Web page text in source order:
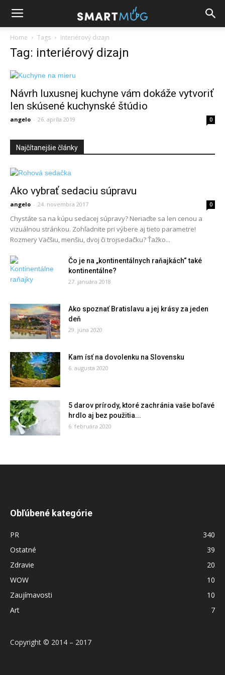
Home Tags Interiérový dizajn
Tag: interiérový dizajn
Návrh luxusnej kuchyne vám dokáže vytvoriť
len skúsené kuchynské štúdio
angelo - 26. apríla 2019 0
Najčítanejšie články
Ako vybrať sedaciu súpravu
angelo - 24. novembra 2017 0
Chystáte sa na kúpu sedacej súpravy? Neriaďte sa len cenou a
vizuálnou stránkou. Zohľadnite pri výbere aj tieto parametre!
Rozmery Väčšiu, menšiu, dvoj či trojsedačku? Ťažko...
Čo je na „kontinentálnych raňajkách“ také
kontinentálne?
27. januára 2018
Ako spoznať Bratislavu a jej krásy za jeden
deň
29. júna 2020
Kam ísť na dovolenku na Slovensku
6. augusta 2020
5 darov prírody, ktoré zachránia vaše boľavé
hrdlo aj bez použitia...
6. februára 2020
Obľúbené kategórie
PR
340
Ostatné
39
Zdravie
20
WOW
10
Zaujímavosti
10
Art
7
Copyright © 2014 – 2017